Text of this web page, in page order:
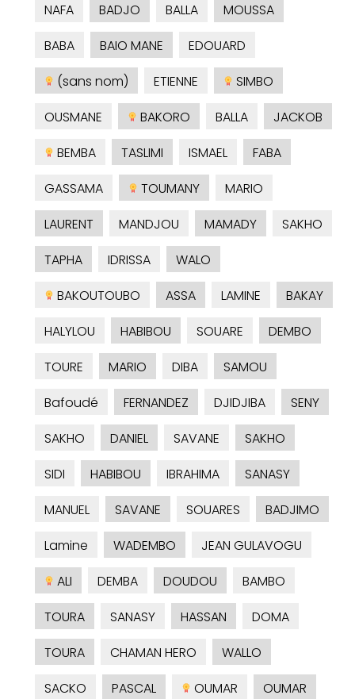
NAFA
BADJO BALLA
MOUSSA
BABA
BAIO MANE
EDOUARD
(sans nom)
ETIENNE
SIMBO
OUSMANE
BAKORO BALLA
JACKOB
BEMBA
TASLIMI ISMAEL
FABA
GASSAMA
TOUMANY
MARIO
LAURENT
MANDJOU MAMADY
SAKHO
TAPHA
IDRISSA
WALO
BAKOUTOUBO
ASSA LAMINE
BAKAY
HALYLOU
HABIBOU SOUARE
DEMBO
TOURE
MARIO DIBA
SAMOU
Bafoudé
FERNANDEZ DJIDJIBA
SENY
SAKHO
DANIEL SAVANE
SAKHO
SIDI
HABIBOU IBRAHIMA
SANASY
MANUEL
SAVANE SOUARES
BADJIMO
Lamine
WADEMBO
JEAN GULAVOGU
ALI
DEMBA DOUDOU
BAMBO
TOURA
SANASY HASSAN
DOMA
TOURA
CHAMAN HERO
WALLO
SACKO
PASCAL OUMAR OUMAR